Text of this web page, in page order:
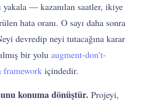
yakala — kazanılan saatler, ikiye
hata oranı. O sayı daha sonra
devredip neyi tutacağına karar
bir yoluaugment-don’t-
framework içindedir.
konuma dönüştür. Projeyi,